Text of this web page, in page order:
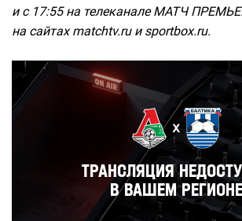
и с 17:55 на телеканале МАТЧ
на сайтах matchtv.ru и sportbox.ru.